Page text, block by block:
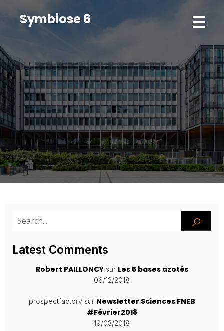
Symbiose 6
Latest Comments
Robert PAILLONCYsur Les 5 bases azotés
06/12/2018
prospectfactorysur Newsletter Sciences FNEB
#Février2018
19/03/2018